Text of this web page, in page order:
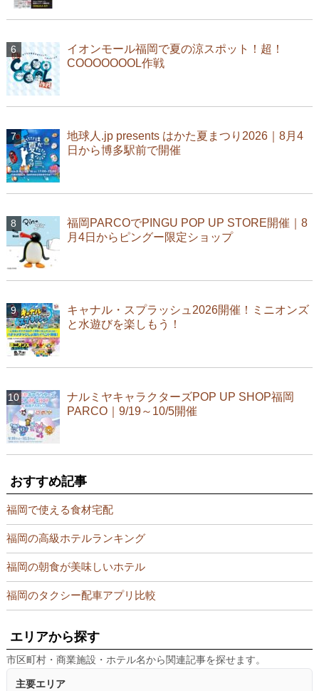
イオンモール福岡で夏の涼スポット！超！
COOOOOOOL作戦
地球人.jp presents はかた夏まつり2026｜8月4
日から博多駅前で開催
福岡PARCOでPINGU POP UP STORE開催｜8
月4日からピングー限定ショップ
キャナル・スプラッシュ2026開催！ミニオンズ
と水遊びを楽しもう！
ナルミヤキャラクターズPOP UP SHOP福岡
PARCO｜9/19～10/5開催
おすすめ記事
福岡で使える食材宅配
福岡の高級ホテルランキング
福岡の朝食が美味しいホテル
福岡のタクシー配車アプリ比較
エリアから探す
市区町村・商業施設・ホテル名から関連記事を探せます。
主要エリア